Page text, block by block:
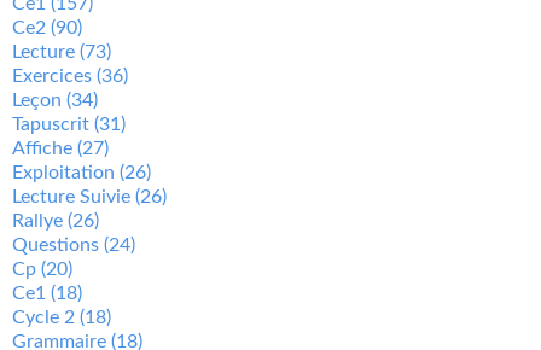
Ce2 (90)
Lecture (73)
Exercices (36)
Leçon (34)
Tapuscrit (31)
Affiche (27)
Exploitation (26)
Lecture Suivie (26)
Rallye (26)
Questions (24)
Cp (20)
Ce1 (18)
Cycle 2 (18)
Grammaire (18)